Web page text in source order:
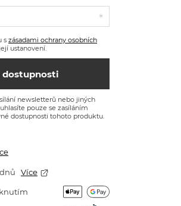
szásadami ochrany osobních
ustanovení.
newsletterů nebo jiných
pouze se zasíláním
dostupnosti tohoto produktu.
Více